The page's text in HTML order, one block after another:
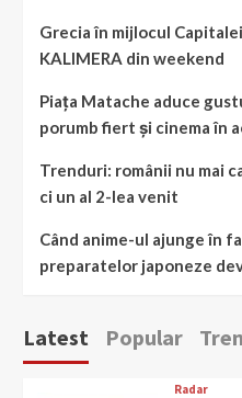
Grecia în mijlocul
KALIMERA din weekend
Piața Matache aduce
porumb fiert și cinema în
Trenduri: românii nu mai
ci un al 2-lea venit
Când anime-ul ajunge în
preparatelor japoneze
Latest Popular
Radar